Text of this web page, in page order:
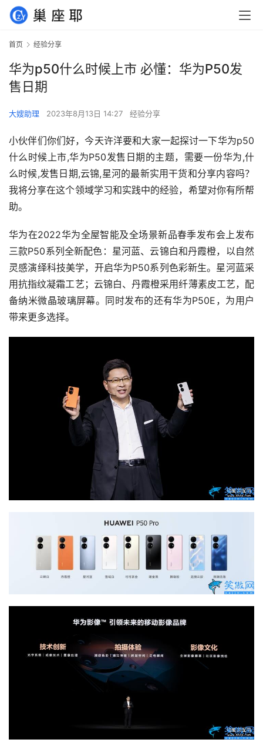
首页 经验分享
华为p50什么时候上市 必懂：华为P50发
售日期
大嫂助理 2023年8月13日 14:27 经验分享
小伙伴们你们好，今天许洋要和大家一起探讨一下华为p50
什么时候上市,华为P50发售日期的主题，需要一份华为,什
么时候,发售日期,云锦,星河的最新实用干货和分享内容吗？
我将分享在这个领域学习和实践中的经验，希望对你有所帮
助。
华为在2022华为全屋智能及全场景新品春季发布会上发布
三款P50系列全新配色：星河蓝、云锦白和丹霞橙，以自然
灵感演绎科技美学，开启华为P50系列色彩新生。星河蓝采
用抗指纹凝霜工艺；云锦白、丹霞橙采用纤薄素皮工艺，配
备纳米微晶玻璃屏幕。同时发布的还有华为P50E，为用户
带来更多选择。